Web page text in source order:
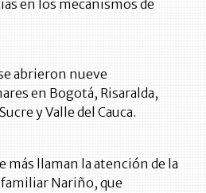
en los mecanismos de
abrieron nueve
en Bogotá, Risaralda,
y Valle del Cauca.
más llaman la atención de la
Nariño, que